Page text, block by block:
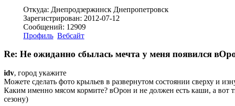
Откуда: Днепродзержинск Днепропетровск
Зарегистрирован: 2012-07-12
Сообщений: 12909
Профиль Вебсайт
Re: Не ожиданно сбылась мечта у меня появился
idv, город укажите
Можете сделать фото крыльев в развернутом состоянии сверху и
Каким именно мясом кормите? вОрон и не должен есть каши, а вот
сезону)